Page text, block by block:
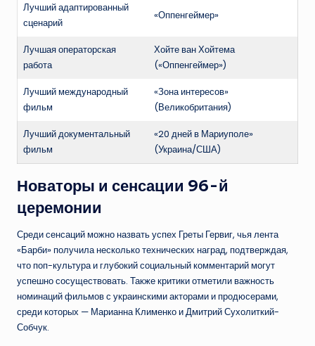
Лучший адаптированный
сценарий
«Оппенгеймер»
Лучшая операторская
работа
Хойте ван Хойтема
(«Оппенгеймер»)
Лучший международный
фильм
«Зона интересов»
(Великобритания)
Лучший документальный
фильм
«20 дней в Мариуполе»
(Украина/США)
Новаторы и сенсации 96-й
церемонии
Среди сенсаций можно назвать успех Греты Гервиг, чья лента
«Барби» получила несколько технических наград, подтверждая,
что поп-культура и глубокий социальный комментарий могут
успешно сосуществовать. Также критики отметили важность
номинаций фильмов с украинскими акторами и продюсерами,
среди которых — Марианна Клименко и Дмитрий Сухолиткий-
Собчук.